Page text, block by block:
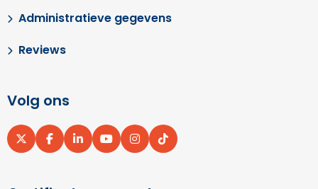
Administratieve gegevens
Reviews
Volg ons
Ga
Ga
Ga
Ga
Ga
Ga